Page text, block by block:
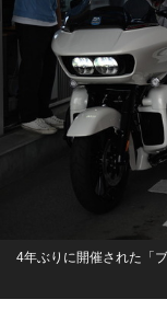
4年ぶりに開催された「